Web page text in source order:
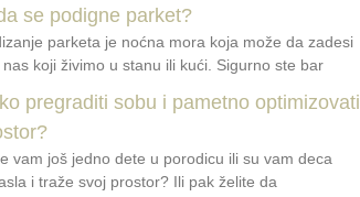
se podigne parket?
parketa je noćna mora koja može da zadesi
nas koji živimo u stanu ili kući. Sigurno ste bar
pregraditi sobu i pametno optimizovati
vam još jedno dete u porodicu ili su vam deca
i traže svoj prostor? Ili pak želite da